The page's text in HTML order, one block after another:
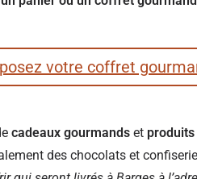
votre coffret
cadeaux gourmands et produits
des chocolats et